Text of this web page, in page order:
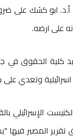
ابو كشك على
على ارضه.
الحقوق في
اسرائيلية